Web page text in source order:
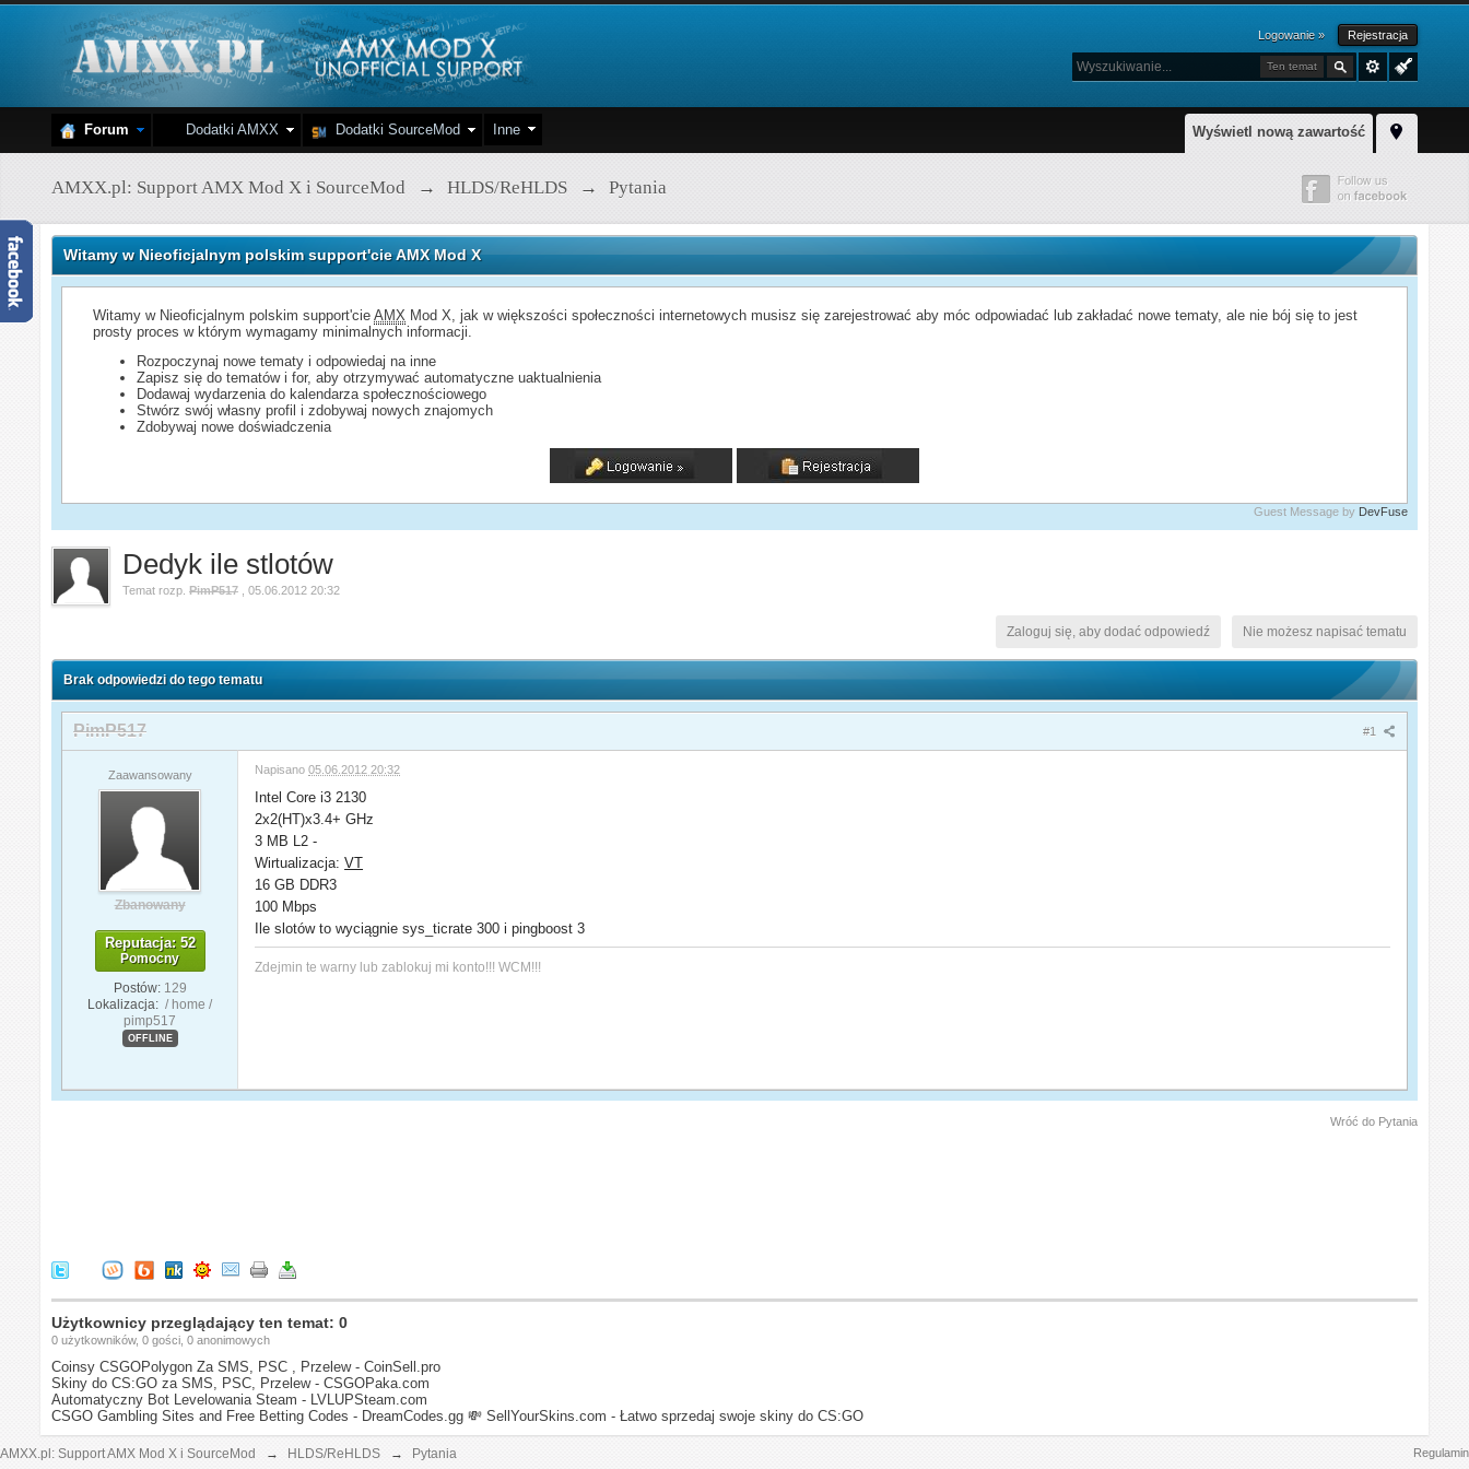
Logowanie » Rejestracja
Ten temat
Wyświetl nową zawartość
Forum Dodatki AMXX Dodatki SourceMod Inne
AMXX.pl: Support AMX Mod X i SourceMod → HLDS/ReHLDS → Pytania
Witamy w Nieoficjalnym polskim support'cie AMX Mod X
Witamy w Nieoficjalnym polskim support'cieAMX Mod X, jak w większości społeczności internetowych musisz się zarejestrować aby móc odpowiadać lub zakładać nowe tematy, ale nie bój się to jest
prosty proces w którym wymagamy minimalnych informacji.
Rozpoczynaj nowe tematy i odpowiedaj na inne
Zapisz się do tematów i for, aby otrzymywać automatyczne uaktualnienia
Dodawaj wydarzenia do kalendarza społecznościowego
Stwórz swój własny profil i zdobywaj nowych znajomych
Zdobywaj nowe doświadczenia
Guest Message by DevFuse
Dedyk ile stlotów
Temat rozp.PimP517 ,05.06.2012 20:32
Nie możesz napisać tematu
Zaloguj się, aby dodać odpowiedź
Brak odpowiedzi do tego tematu
#1
PimP517
Zaawansowany
Zbanowany
Reputacja: 52
Pomocny
Postów: 129
Lokalizacja: / home /
pimp517
OFFLINE
Napisano05.06.2012 20:32
Intel Core i3 2130
2x2(HT)x3.4+ GHz
3 MB L2 -
Wirtualizacja:VT
16 GB DDR3
100 Mbps
Ile slotów to wyciągnie sys_ticrate 300 i pingboost 3
Zdejmin te warny lub zablokuj mi konto!!! WCM!!!
Wróć do Pytania
Użytkownicy przeglądający ten temat: 0
0 użytkowników, 0 gości, 0 anonimowych
Coinsy CSGOPolygon Za SMS, PSC , Przelew - CoinSell.pro
Skiny do CS:GO za SMS, PSC, Przelew - CSGOPaka.com
Automatyczny Bot Levelowania Steam - LVLUPSteam.com
CSGO Gambling Sites and Free Betting Codes - DreamCodes.gg 💸 SellYourSkins.com - Łatwo sprzedaj swoje skiny do CS:GO
AMXX.pl: Support AMX Mod X i SourceMod → HLDS/ReHLDS → Pytania Regulamin